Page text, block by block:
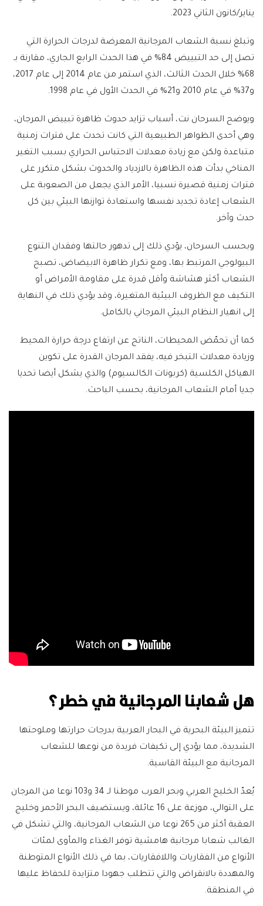
يناير/كانون الثاني 2023.
وتبلغ نسبة الشعاب المرجانية المعرضة لدرجات الحرارة التي
تصل إلى حد التبييض 84% في هذا الحدث الرابع الجاري، مقارنة بـ
68% خلال الحدث الثالث، الذي استمر من عام 2014 إلى عام 2017،
و37% في عام 2010 و21% في الحدث الأول في عام 1998.
ويوضح السرحان نت، أسباب تزايد حدوث ظاهرة تبييض المرجان،
وهي أحدى الظواهر الطبيعية التي كانت تحدث على فترات زمنية
متباعدة ولكن مع زيادة معدلات الاحتباس الحراري بسبب التغير
المناخي بدأت هذه الظاهرة بالازدياد والحدوث بشكل متكرر على
فترات زمنية قصيرة نسبيا، الأمر الذي يجعل من الصعوبة على
الشعاب إعادة تجديد نفسها واستعادة توازنها البيئي بين كل
حدث وآخر.
وبحسب السرحان، يؤدي ذلك إلى تدهور حالتها وفقدان التنوع
البيولوجي المرتبط بها، ومع تكرار ظاهرة الابيضاض، تصبح
الشعاب أكثر هشاشة وأقل قدرة على مقاومة الأمراض أو
التكيف مع الظروف البيئية المتغيرة، وقد يؤدي ذلك في النهاية
إلى انهيار النظام البيئي المرجاني بالكامل.
كما أن تحمّض المحيطات، الناتج عن ارتفاع درجة حرارة المحيط
وزيادة معدلات التبخر فيه، يفقد المرجان القدرة على تكوين
الهياكل الكلسية (كربونات الكالسيوم) والذي يشكل أيضا تحديا
جديا أمام الشعاب المرجانية، بحسب الباحث.
هل شعابنا المرجانية في خطر؟
تتميز البيئة البحرية في البحار العربية بدرجات حرارتها وملوحتها
الشديدة، مما يؤدي إلى تكيفات فريدة من نوعها للشعاب
المرجانية مع البيئة القاسية.
يُعدّ الخليج العربي وبحر العرب موطنا لـ 34 و103 نوعا من المرجان
على التوالي، موزعة على 16 عائلة، ويستضيف البحر الأحمر وخليج
العقبة أكثر من 265 نوعا من الشعاب المرجانية، والتي تشكل في
الغالب شعابا مرجانية هامشية توفر الغذاء والمأوى لمئات
الأنواع من الفقاريات واللافقاريات، بما في ذلك الأنواع المتوطنة
والمهددة بالانقراض والتي تتطلب جهودا متزايدة للحفاظ عليها
في المنطقة.